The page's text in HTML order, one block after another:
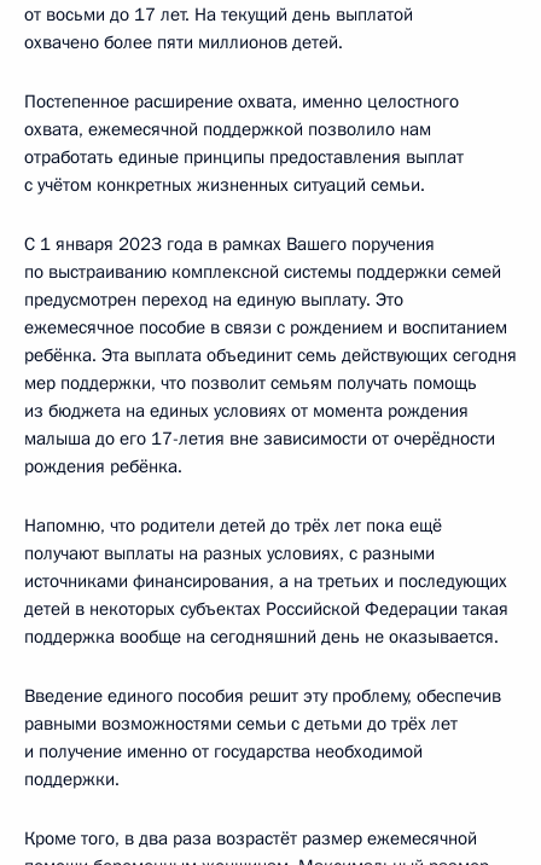
от восьми до 17 лет. На текущий день выплатой
охвачено более пяти миллионов детей.
Постепенное расширение охвата, именно целостного
охвата, ежемесячной поддержкой позволило нам
отработать единые принципы предоставления выплат
с учётом конкретных жизненных ситуаций семьи.
С 1 января 2023 года в рамках Вашего поручения
по выстраиванию комплексной системы поддержки семей
предусмотрен переход на единую выплату. Это
ежемесячное пособие в связи с рождением и воспитанием
ребёнка. Эта выплата объединит семь действующих сегодня
мер поддержки, что позволит семьям получать помощь
из бюджета на единых условиях от момента рождения
малыша до его 17-летия вне зависимости от очерёдности
рождения ребёнка.
Напомню, что родители детей до трёх лет пока ещё
получают выплаты на разных условиях, с разными
источниками финансирования, а на третьих и последующих
детей в некоторых субъектах Российской Федерации такая
поддержка вообще на сегодняшний день не оказывается.
Введение единого пособия решит эту проблему, обеспечив
равными возможностями семьи с детьми до трёх лет
и получение именно от государства необходимой
поддержки.
Кроме того, в два раза возрастёт размер ежемесячной